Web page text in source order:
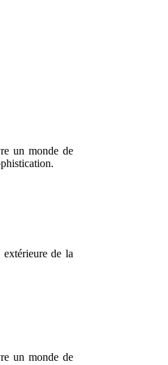
un monde de
de la
un monde de